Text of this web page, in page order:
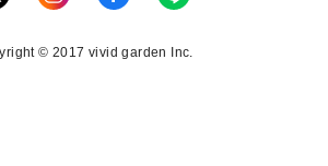
© 2017 vivid garden Inc.